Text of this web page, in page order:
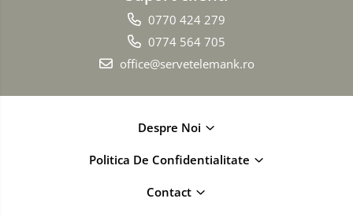
0770 424 279
0774 564 705
office@servetelemank.ro
Despre Noi
Politica De Confidentialitate
Contact